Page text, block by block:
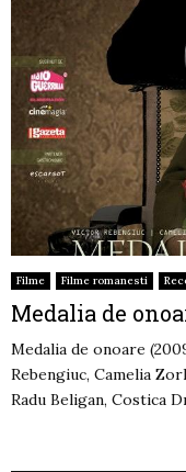
Filme Filme romanesti
Medalia de
Medalia de onoare
Rebengiuc, Camelia
Radu Beligan, Costica